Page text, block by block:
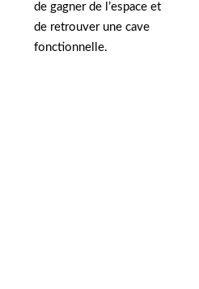
de gagner de l’espace et
de retrouver une cave
fonctionnelle.